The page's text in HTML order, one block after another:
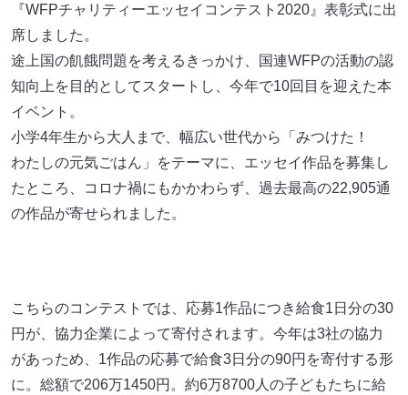
『WFPチャリティーエッセイコンテスト2020』表彰式に出
席しました。
途上国の飢餓問題を考えるきっかけ、国連WFPの活動の認
知向上を目的としてスタートし、今年で10回目を迎えた本
イベント。
小学4年生から大人まで、幅広い世代から「みつけた！
わたしの元気ごはん」をテーマに、エッセイ作品を募集し
たところ、コロナ禍にもかかわらず、過去最高の22,905通
の作品が寄せられました。
こちらのコンテストでは、応募1作品につき給食1日分の30
円が、協力企業によって寄付されます。今年は3社の協力
があっため、1作品の応募で給食3日分の90円を寄付する形
に。総額で206万1450円。約6万8700人の子どもたちに給